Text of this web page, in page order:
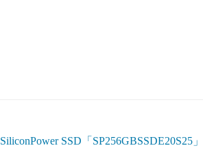
SiliconPower SSD「SP256GBSSDE20S25」